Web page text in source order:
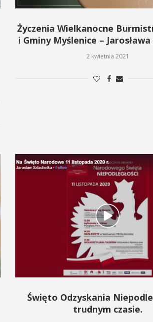
Życzenia Wielkanocne
i Gminy Myślenice –
2 kwietnia 2021
Święto Odzyskania
trudnym czasie.